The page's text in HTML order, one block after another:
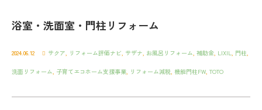
浴室・洗面室・門柱リフォーム
2024.06.12 サクア リフォーム評価ナビ サザナ お風呂リフォーム 補助金 LIXIL 門柱
洗面リフォーム 子育てエコホーム支援事業 リフォーム減税 機能門柱FW TOTO